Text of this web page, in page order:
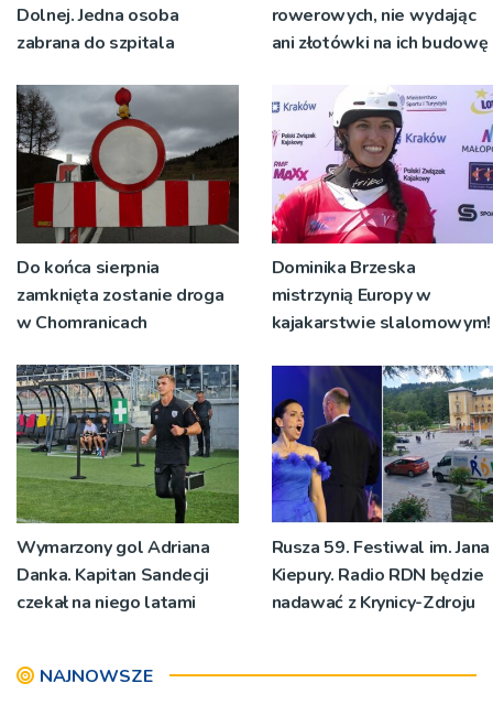
Dolnej. Jedna osoba
zabrana do szpitala
rowerowych, nie wydając
ani złotówki na ich budowę
Do końca sierpnia
zamknięta zostanie droga
w Chomranicach
Dominika Brzeska
mistrzynią Europy w
kajakarstwie slalomowym!
Wymarzony gol Adriana
Danka. Kapitan Sandecji
czekał na niego latami
Rusza 59. Festiwal im. Jana
Kiepury. Radio RDN będzie
nadawać z Krynicy-Zdroju
NAJNOWSZE